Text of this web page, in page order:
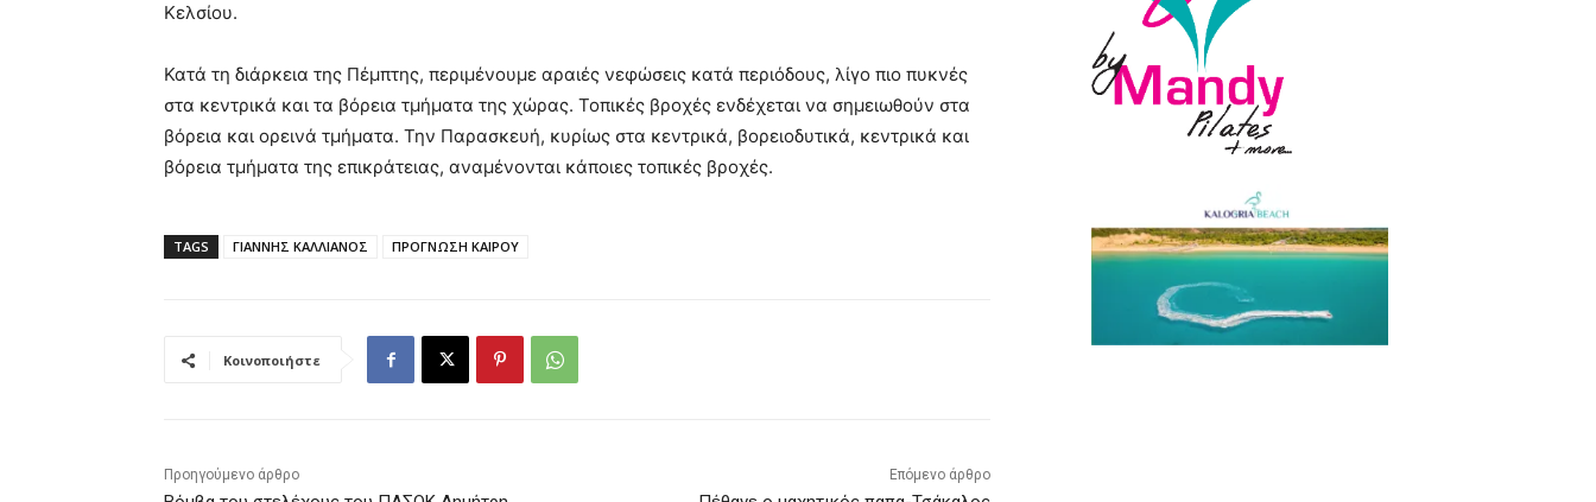
Κελσίου.
Κατά τη διάρκεια της Πέμπτης, περιμένουμε αραιές νεφώσεις κατά περιόδους, λίγο πιο πυκνές
στα κεντρικά και τα βόρεια τμήματα της χώρας. Τοπικές βροχές ενδέχεται να σημειωθούν στα
βόρεια και ορεινά τμήματα. Την Παρασκευή, κυρίως στα κεντρικά, βορειοδυτικά, κεντρικά και
βόρεια τμήματα της επικράτειας, αναμένονται κάποιες τοπικές βροχές.
TAGS ΓΙΑΝΝΗΣ ΚΑΛΛΙΑΝΟΣ ΠΡΟΓΝΩΣΗ ΚΑΙΡΟΥ
Κοινοποιήστε
Προηγούμενο άρθρο Επόμενο άρθρο